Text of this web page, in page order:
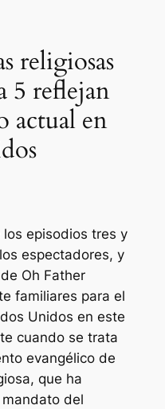
religiosas
5 reflejan
actual en
episodios tres y
espectadores, y
Oh Father
familiares para el
Unidos en este
cuando se trata
evangélico de
que ha
del